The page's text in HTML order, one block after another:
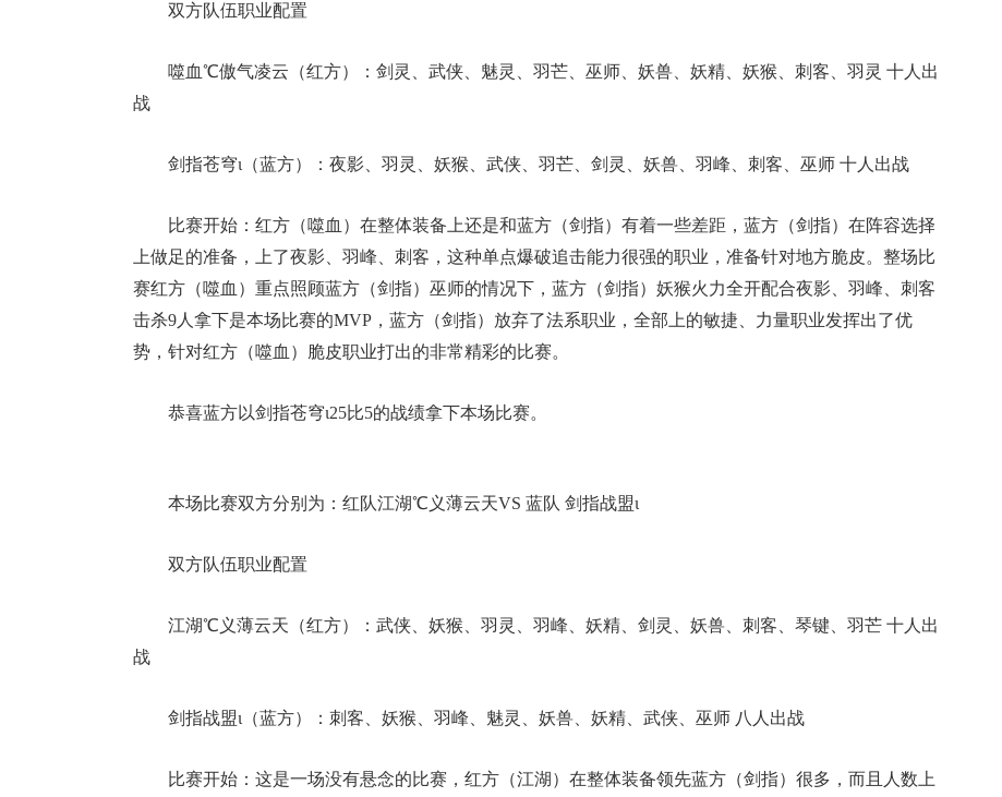
双方队伍职业配置
噬血℃傲气凌云（红方）：剑灵、武侠、魅灵、羽芒、巫师、妖兽、妖精、妖猴、刺客、羽灵 十人出
战
剑指苍穹ι（蓝方）：夜影、羽灵、妖猴、武侠、羽芒、剑灵、妖兽、羽峰、刺客、巫师 十人出战
比赛开始：红方（噬血）在整体装备上还是和蓝方（剑指）有着一些差距，蓝方（剑指）在阵容选择
上做足的准备，上了夜影、羽峰、刺客，这种单点爆破追击能力很强的职业，准备针对地方脆皮。整场比
赛红方（噬血）重点照顾蓝方（剑指）巫师的情况下，蓝方（剑指）妖猴火力全开配合夜影、羽峰、刺客
击杀9人拿下是本场比赛的MVP，蓝方（剑指）放弃了法系职业，全部上的敏捷、力量职业发挥出了优
势，针对红方（噬血）脆皮职业打出的非常精彩的比赛。
恭喜蓝方以剑指苍穹ι25比5的战绩拿下本场比赛。
本场比赛双方分别为：红队江湖℃义薄云天VS 蓝队 剑指战盟ι
双方队伍职业配置
江湖℃义薄云天（红方）：武侠、妖猴、羽灵、羽峰、妖精、剑灵、妖兽、刺客、琴键、羽芒 十人出
战
剑指战盟ι（蓝方）：刺客、妖猴、羽峰、魅灵、妖兽、妖精、武侠、巫师 八人出战
比赛开始：这是一场没有悬念的比赛，红方（江湖）在整体装备领先蓝方（剑指）很多，而且人数上